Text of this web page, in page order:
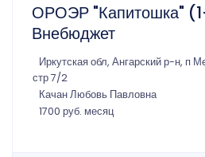
ОРОЭР "Капитошка"
Внебюджет
Иркутская обл, Ангарский р-н, п
стр 7/2
Качан Любовь Павловна
1700 руб. месяц